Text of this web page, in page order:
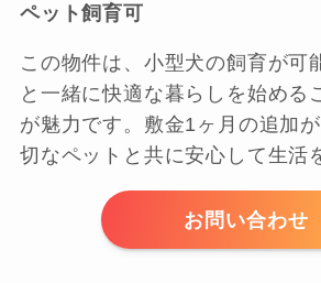
ペット飼育可
この物件は、小型犬の飼育が可
と一緒に快適な暮らしを始める
が魅力です。敷金1ヶ月の追加
切なペットと共に安心して生活
お問い合わせ